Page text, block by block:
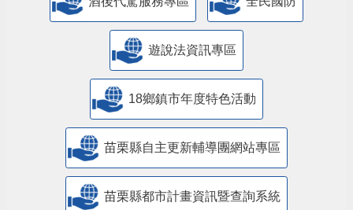
遊說法資訊專區
18鄉鎮市年度特色活動
苗栗縣自主更新輔導團網站專區
苗栗縣都市計畫資訊暨查詢系統